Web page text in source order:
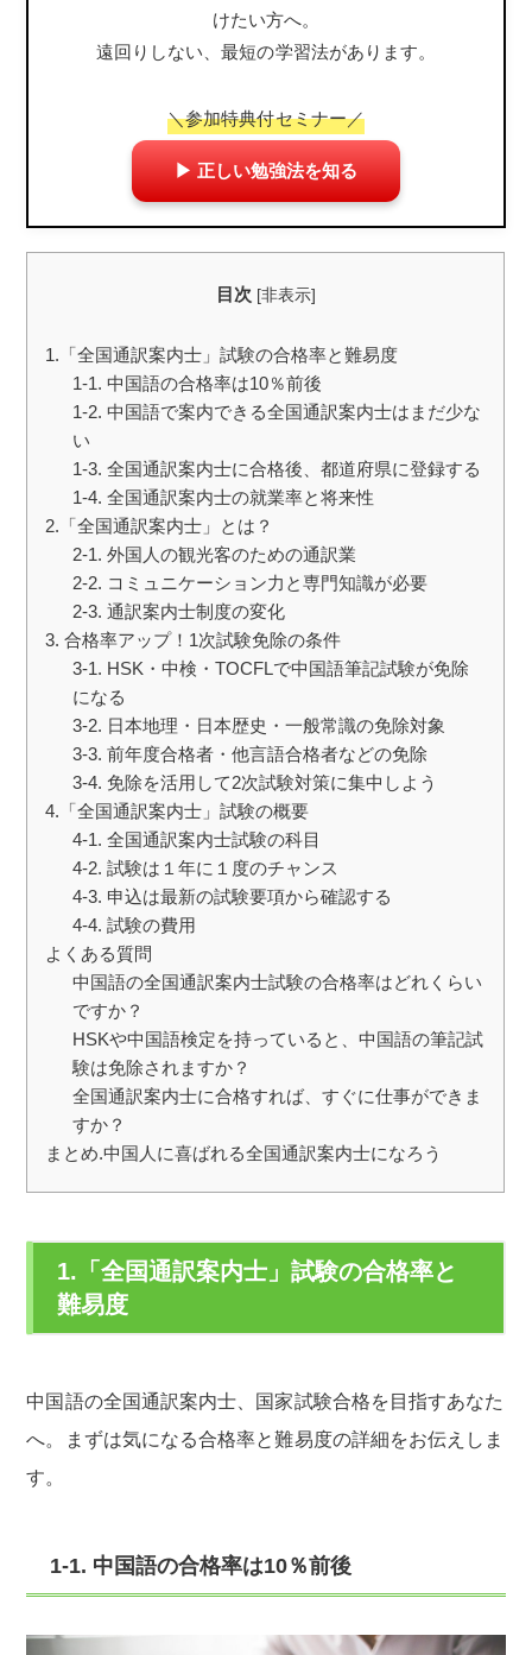
けたい方へ。
遠回りしない、最短の学習法があります。
＼参加特典付セミナー／
▶ 正しい勉強法を知る
目次 [非表示]
1.「全国通訳案内士」試験の合格率と難易度
1-1. 中国語の合格率は10％前後
1-2. 中国語で案内できる全国通訳案内士はまだ少な
い
1-3. 全国通訳案内士に合格後、都道府県に登録する
1-4. 全国通訳案内士の就業率と将来性
2.「全国通訳案内士」とは？
2-1. 外国人の観光客のための通訳業
2-2. コミュニケーション力と専門知識が必要
2-3. 通訳案内士制度の変化
3. 合格率アップ！1次試験免除の条件
3-1. HSK・中検・TOCFLで中国語筆記試験が免除
になる
3-2. 日本地理・日本歴史・一般常識の免除対象
3-3. 前年度合格者・他言語合格者などの免除
3-4. 免除を活用して2次試験対策に集中しよう
4.「全国通訳案内士」試験の概要
4-1. 全国通訳案内士試験の科目
4-2. 試験は１年に１度のチャンス
4-3. 申込は最新の試験要項から確認する
4-4. 試験の費用
よくある質問
中国語の全国通訳案内士試験の合格率はどれくらい
ですか？
HSKや中国語検定を持っていると、中国語の筆記試
験は免除されますか？
全国通訳案内士に合格すれば、すぐに仕事ができま
すか？
まとめ.中国人に喜ばれる全国通訳案内士になろう
1.「全国通訳案内士」試験の合格率と
難易度
中国語の全国通訳案内士、国家試験合格を目指すあなた
へ。まずは気になる合格率と難易度の詳細をお伝えしま
す。
1-1. 中国語の合格率は10％前後